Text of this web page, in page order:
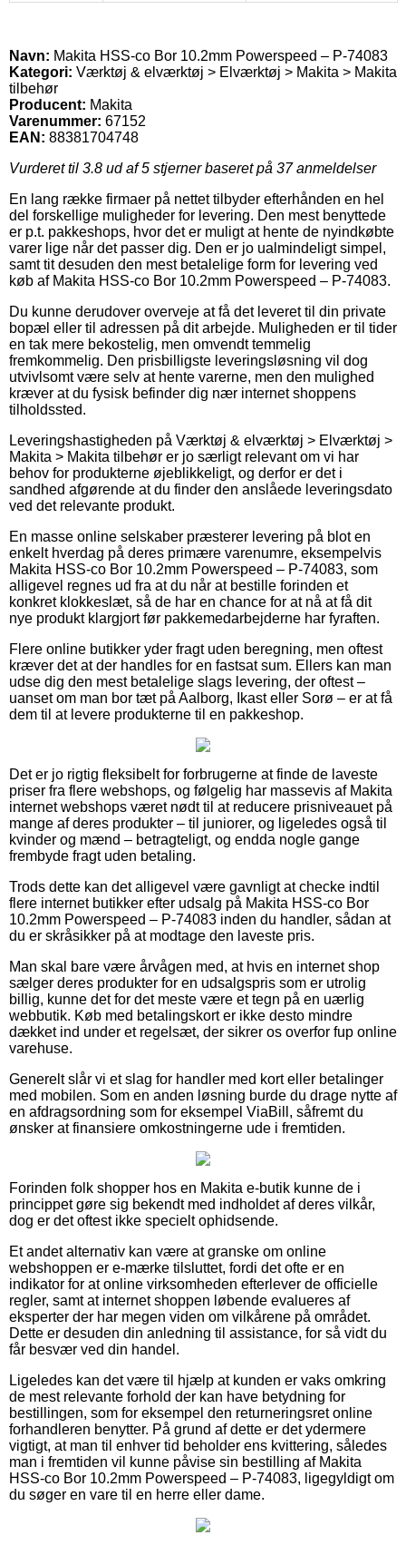
Navn: Makita HSS-co Bor 10.2mm Powerspeed – P-74083
Kategori: Værktøj & elværktøj > Elværktøj > Makita > Makita
tilbehør
Producent: Makita
Varenummer: 67152
EAN: 88381704748
Vurderet til 3.8 ud af 5 stjerner baseret på 37anmeldelser
En lang række firmaer på nettet tilbyder efterhånden en hel
del forskellige muligheder for levering. Den mest benyttede
er p.t. pakkeshops, hvor det er muligt at hente de nyindkøbte
varer lige når det passer dig. Den er jo ualmindeligt simpel,
samt tit desuden den mest betalelige form for levering ved
køb af Makita HSS-co Bor 10.2mm Powerspeed – P-74083.
Du kunne derudover overveje at få det leveret til din private
bopæl eller til adressen på dit arbejde. Muligheden er til tider
en tak mere bekostelig, men omvendt temmelig
fremkommelig. Den prisbilligste leveringsløsning vil dog
utvivlsomt være selv at hente varerne, men den mulighed
kræver at du fysisk befinder dig nær internet shoppens
tilholdssted.
Leveringshastigheden på Værktøj & elværktøj > Elværktøj >
Makita > Makita tilbehør er jo særligt relevant om vi har
behov for produkterne øjeblikkeligt, og derfor er det i
sandhed afgørende at du finder den anslåede leveringsdato
ved det relevante produkt.
En masse online selskaber præsterer levering på blot en
enkelt hverdag på deres primære varenumre, eksempelvis
Makita HSS-co Bor 10.2mm Powerspeed – P-74083, som
alligevel regnes ud fra at du når at bestille forinden et
konkret klokkeslæt, så de har en chance for at nå at få dit
nye produkt klargjort før pakkemedarbejderne har fyraften.
Flere online butikker yder fragt uden beregning, men oftest
kræver det at der handles for en fastsat sum. Ellers kan man
udse dig den mest betalelige slags levering, der oftest –
uanset om man bor tæt på Aalborg, Ikast eller Sorø – er at få
dem til at levere produkterne til en pakkeshop.
Det er jo rigtig fleksibelt for forbrugerne at finde de laveste
priser fra flere webshops, og følgelig har massevis af Makita
internet webshops været nødt til at reducere prisniveauet på
mange af deres produkter – til juniorer, og ligeledes også til
kvinder og mænd – betragteligt, og endda nogle gange
frembyde fragt uden betaling.
Trods dette kan det alligevel være gavnligt at checke indtil
flere internet butikker efter udsalg på Makita HSS-co Bor
10.2mm Powerspeed – P-74083 inden du handler, sådan at
du er skråsikker på at modtage den laveste pris.
Man skal bare være årvågen med, at hvis en internet shop
sælger deres produkter for en udsalgspris som er utrolig
billig, kunne det for det meste være et tegn på en uærlig
webbutik. Køb med betalingskort er ikke desto mindre
dækket ind under et regelsæt, der sikrer os overfor fup online
varehuse.
Generelt slår vi et slag for handler med kort eller betalinger
med mobilen. Som en anden løsning burde du drage nytte af
en afdragsordning som for eksempel ViaBill, såfremt du
ønsker at finansiere omkostningerne ude i fremtiden.
Forinden folk shopper hos en Makita e-butik kunne de i
princippet gøre sig bekendt med indholdet af deres vilkår,
dog er det oftest ikke specielt ophidsende.
Et andet alternativ kan være at granske om online
webshoppen er e-mærke tilsluttet, fordi det ofte er en
indikator for at online virksomheden efterlever de officielle
regler, samt at internet shoppen løbende evalueres af
eksperter der har megen viden om vilkårene på området.
Dette er desuden din anledning til assistance, for så vidt du
får besvær ved din handel.
Ligeledes kan det være til hjælp at kunden er vaks omkring
de mest relevante forhold der kan have betydning for
bestillingen, som for eksempel den returneringsret online
forhandleren benytter. På grund af dette er det ydermere
vigtigt, at man til enhver tid beholder ens kvittering, således
man i fremtiden vil kunne påvise sin bestilling af Makita
HSS-co Bor 10.2mm Powerspeed – P-74083, ligegyldigt om
du søger en vare til en herre eller dame.